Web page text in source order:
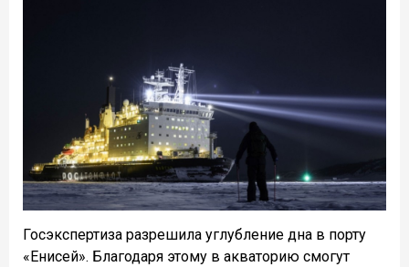
Госэкспертиза разрешила углубление дна в порту
«Енисей». Благодаря этому в акваторию смогут